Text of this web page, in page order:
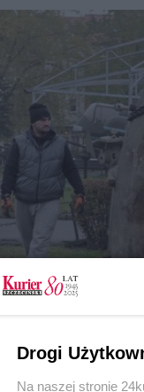
trafiły na
Drogi
Na naszej stronie